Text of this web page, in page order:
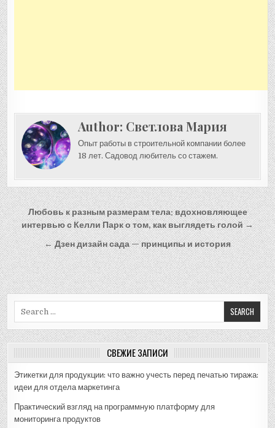
Author: Светлова Мария
Опыт работы в строительной компании более
18 лет. Садовод любитель со стажем.
Навигация
по
записям
Любовь к разным размерам тела: вдохновляющее
интервью с Келли Парк о том, как выглядеть голой →
← Дзен дизайн сада — принципы и история
СВЕЖИЕ ЗАПИСИ
Этикетки для продукции: что важно учесть перед печатью тиража:
идеи для отдела маркетинга
Практический взгляд на программную платформу для
мониторинга продуктов